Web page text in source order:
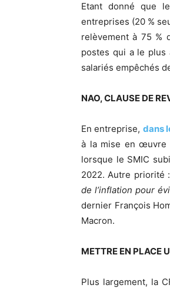
Etant donné que
entreprises (20 %
relèvement à 75 %
postes qui a le plus
salariés empêchés
NAO, CLAUSE DE
En entreprise, dans
à la mise en œuvre
lorsque le SMIC
2022. Autre priorité :
de l’inflation pour
dernier François
Macron.
METTRE EN PLACE
Plus largement, la